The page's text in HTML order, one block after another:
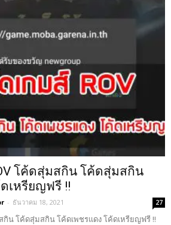
โค้ดสุ่มสกิน โค้ดสุ่มสกิน
เหรียญฟรี !!
- ธันวาคม 18, 2021 27
กิน โค้ดสุ่มสกิน โค้ดเพชรแดง โค้ดเหรียญฟรี !!